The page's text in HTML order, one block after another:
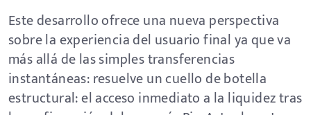
Este desarrollo ofrece una nueva perspectiva
sobre la experiencia del usuario final ya que va
más allá de las simples transferencias
instantáneas: resuelve un cuello de botella
estructural: el acceso inmediato a la liquidez tras